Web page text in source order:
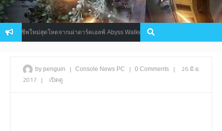
าชีพใหม่สุดโหดจากเผ่าดาร์คเอลฟ์ Abyss Walker และ Phantom Ranger
by penguin | Console News PC | 0 Comments |
26 มิ.ย.
2017 | เปิดดู